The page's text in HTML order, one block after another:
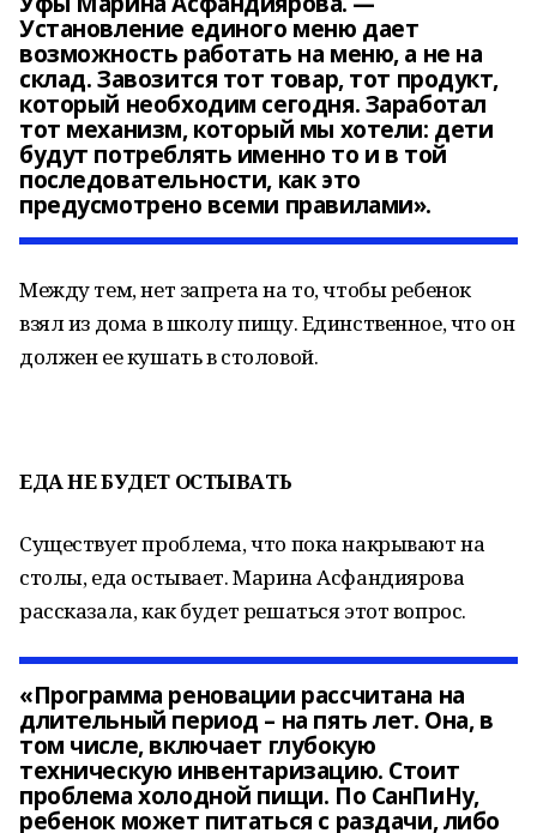
Установление единого меню дает
возможность работать на меню, а не на
склад. Завозится тот товар, тот продукт,
который необходим сегодня. Заработал
тот механизм, который мы хотели: дети
будут потреблять именно то и в той
последовательности, как это
предусмотрено всеми правилами».
Между тем, нет запрета на то, чтобы ребенок
взял из дома в школу пищу. Единственное, что он
должен ее кушать в столовой.
ЕДА НЕ БУДЕТ ОСТЫВАТЬ
Существует проблема, что пока накрывают на
столы, еда остывает. Марина Асфандиярова
рассказала, как будет решаться этот вопрос.
«Программа реновации рассчитана на
длительный период – на пять лет. Она, в
том числе, включает глубокую
техническую инвентаризацию. Стоит
проблема холодной пищи. По СанПиНу,
ребенок может питаться с раздачи, либо